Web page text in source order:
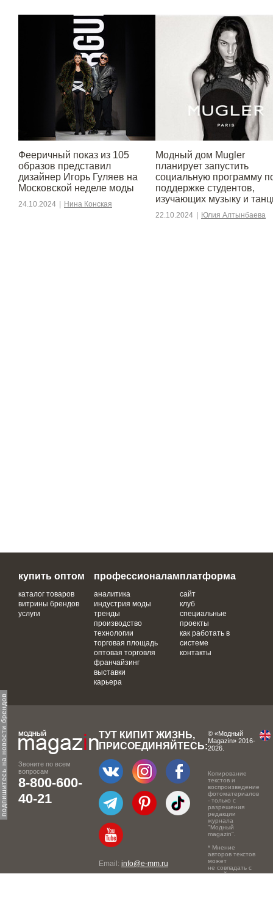
подпишитесь на новости брендов
Фееричный показ из 105
образов представил
дизайнер Игорь Гуляев на
Московской неделе моды
24.10.2024 | Нина Конская
Модный дом Mugler
планирует запустить
социальную программу
поддержке студентов,
изучающих музыку и
22.10.2024 | Юлия Алтынбаева
купить оптом
каталог товаров
витрины брендов
услуги
профессионалам
аналитика
индустрия моды
тренды
производство
технологии
торговая площадь
оптовая торговля
франчайзинг
выставки
карьера
платформа
сайт
клуб
специальные
проекты
как работать в
системе
контакты
Звоните по всем
вопросам
8-800-600-
40-21
ТУТ КИПИТ ЖИЗНЬ,
ПРИСОЕДИНЯЙТЕСЬ:
Email: info@e-mm.ru
© «Модный
Magazin» 2016-
2026.
Копирование
текстов и
воспроизведение
фотоматериалов
- только с
разрешения
редакции
журнала
"Модный
magazin".
* Мнение
авторов текстов
может
не совпадать с
точкой зрения